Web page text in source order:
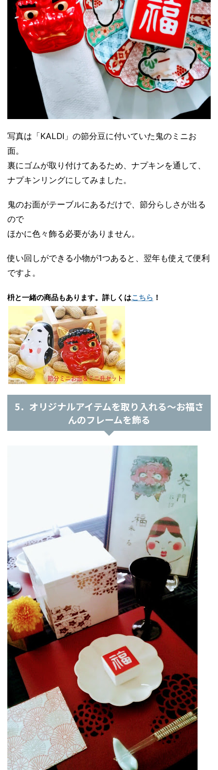
写真は「KALDI」の節分豆に付いていた鬼のミニお
面。
裏にゴムが取り付けてあるため、ナプキンを通して、
ナプキンリングにしてみました。
鬼のお面がテーブルにあるだけで、節分らしさが出る
ので
ほかに色々飾る必要がありません。
使い回しができる小物が1つあると、翌年も使えて便利
ですよ。
枡と一緒の商品もあります。詳しくはこちら ！
5．オリジナルアイテムを取り入れる～お福さ
んのフレームを飾る